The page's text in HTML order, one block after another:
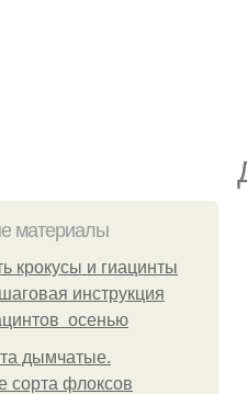
материалы
крокусы и гиацинты
инструкция
осенью
дымчатые.
сорта флоксов